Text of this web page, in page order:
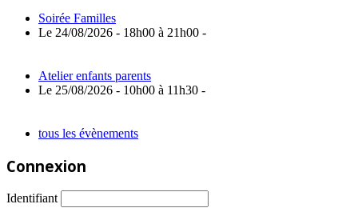
Soirée Familles
Le 24/08/2026 - 18h00 à 21h00 -
Atelier enfants parents
Le 25/08/2026 - 10h00 à 11h30 -
tous les évènements
Connexion
Identifiant